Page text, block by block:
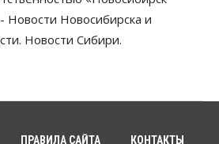
Новосибирска
защиты от атак БПЛА
выдали исполнительные
Новосибирска и
Новости Сибири.
ПРАВИЛА САЙТА КОНТАКТЫ